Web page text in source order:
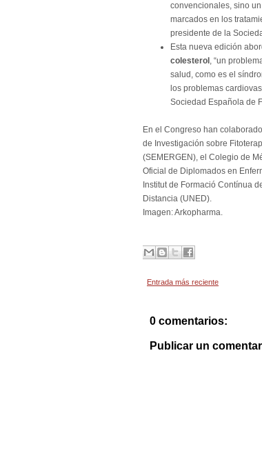
convencionales, sino
marcados en los
presidente de la
Esta nueva edición
colesterol , “un
salud, como es el
los problemas
Sociedad Española de
En el Congreso han
de Investigación sobre
(SEMERGEN), el Colegio de
Oficial de Diplomados en
Institut de Formació Contínua
Distancia (UNED).
Imagen: Arkopharma.
Entrada más reciente
0 comentarios:
Publicar un